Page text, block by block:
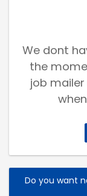
We dont
the
job
Do you want